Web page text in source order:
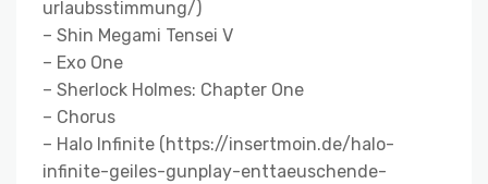
urlaubsstimmung/)
– Shin Megami Tensei V
– Exo One
– Sherlock Holmes: Chapter One
– Chorus
– Halo Infinite (https://insertmoin.de/halo-
infinite-geiles-gunplay-enttaeuschende-